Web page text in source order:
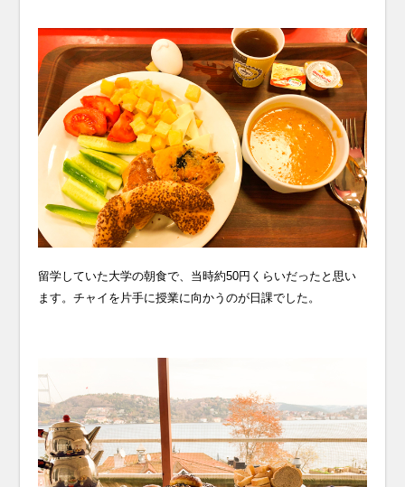
留学していた大学の朝食で、当時約50円くらいだったと思い
ます。チャイを片手に授業に向かうのが日課でした。